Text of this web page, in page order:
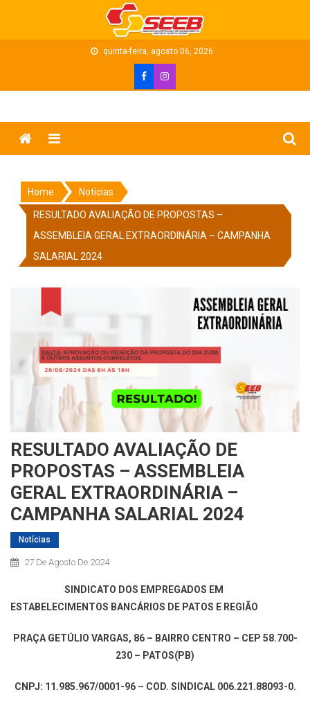
content
quinta-feira, agosto 06, 2026
Menu
Home Notícias
RESULTADO AVALIAÇÃO DE PROPOSTAS –
ASSEMBLEIA GERAL EXTRAORDINÁRIA – CAMPANHA
SALARIAL 2024
RESULTADO AVALIAÇÃO DE
PROPOSTAS – ASSEMBLEIA
GERAL EXTRAORDINÁRIA –
CAMPANHA SALARIAL 2024
Notícias
27 De Agosto De 2024
SINDICATO DOS EMPREGADOS EM
ESTABELECIMENTOS BANCÁRIOS DE PATOS E REGIÃO
PRAÇA GETÚLIO VARGAS, 86 – BAIRRO CENTRO – CEP 58.700-
230 – PATOS(PB)
CNPJ: 11.985.967/0001-96 – COD. SINDICAL 006.221.88093-0.